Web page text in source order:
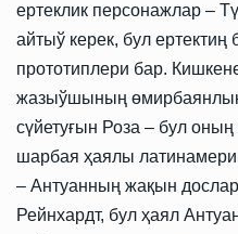
ертеклик персонажлар –
айтыў керек, бул
прототиплери бар.
жазыўшының
сүйетуғын Роза – бул
шарбая ҳаялы
– Антуанның жақын
Рейнхардт, бул ҳаял